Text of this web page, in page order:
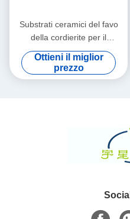
Substrati ceramici del favo
della cordierite per il
purificatore del gas di
scarico
Ottieni il miglior
prezzo